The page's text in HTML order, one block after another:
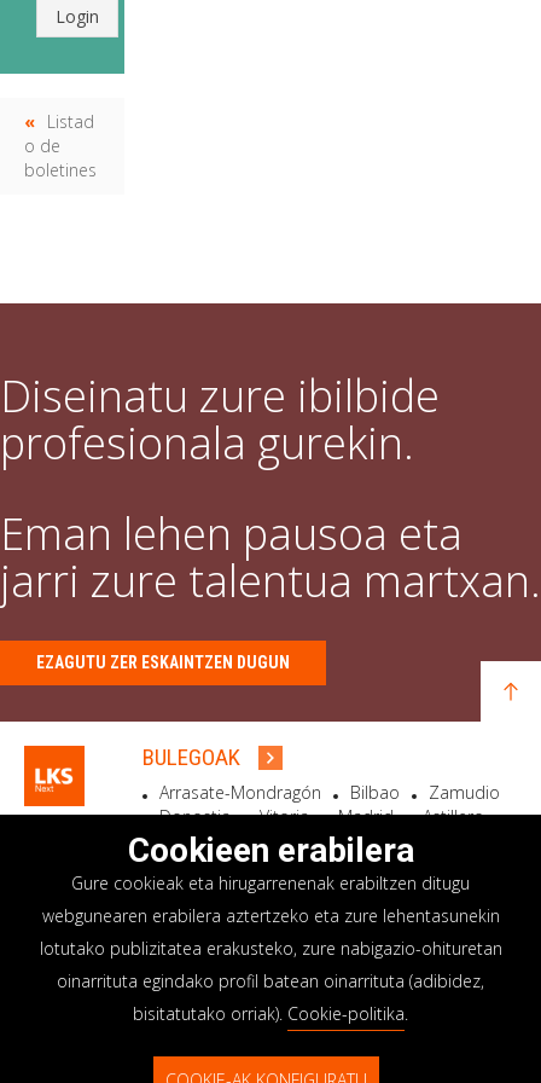
Login
Listad
o de
boletines
Diseinatu zure ibilbide
profesionala gurekin.
Eman lehen pausoa eta
jarri zure talentua martxan.
EZAGUTU ZER ESKAINTZEN DUGUN
BULEGOAK
Arrasate-Mondragón Bilbao
Zamudio
Donostia
Vitoria Madrid
Astillero
Bidart
EGOITZA SOZIALA
Goiru, 7 Arrasate-Mondragón
CP 20500 GIPUZKOA – SPAIN
+34 900 84 14 14
info@lksnext.com
Cookieen erabilera
Gure cookieak eta hirugarrenenak erabiltzen ditugu
webgunearen erabilera aztertzeko eta zure lehentasunekin
lotutako publizitatea erakusteko, zure nabigazio-ohituretan
oinarrituta egindako profil batean oinarrituta (adibidez,
bisitatutako orriak). Cookie-politika.